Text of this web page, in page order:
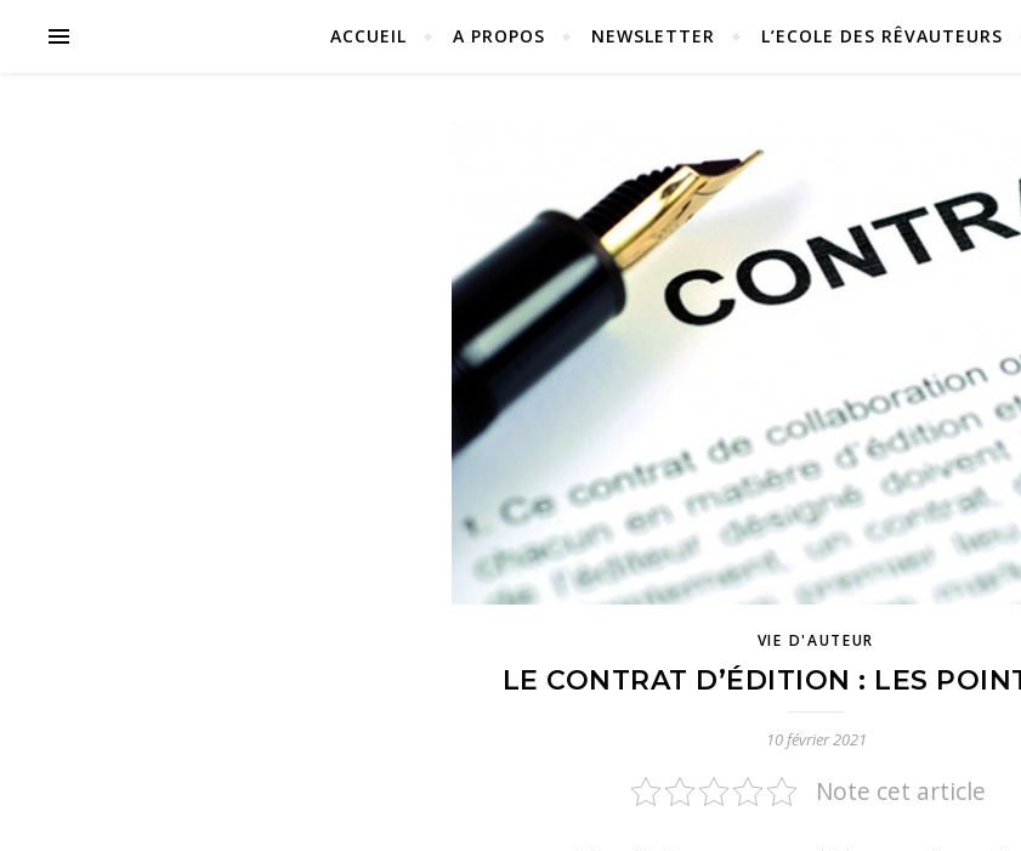
ACCUEIL A PROPOS NEWSLETTER L’ECOLE DES RÊVAUTEURS
VIE D'AUTEUR
LE CONTRAT D’ÉDITION : LES
10 février 2021
Note cet article